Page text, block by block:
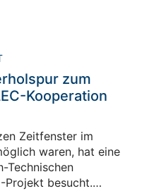
zum
Kooperation
Zeitfenster im
waren, hat eine
Technischen
Projekt besucht.